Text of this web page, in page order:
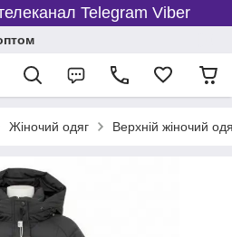
Telegram Viber
Жіночий одяг Верхній жіночий